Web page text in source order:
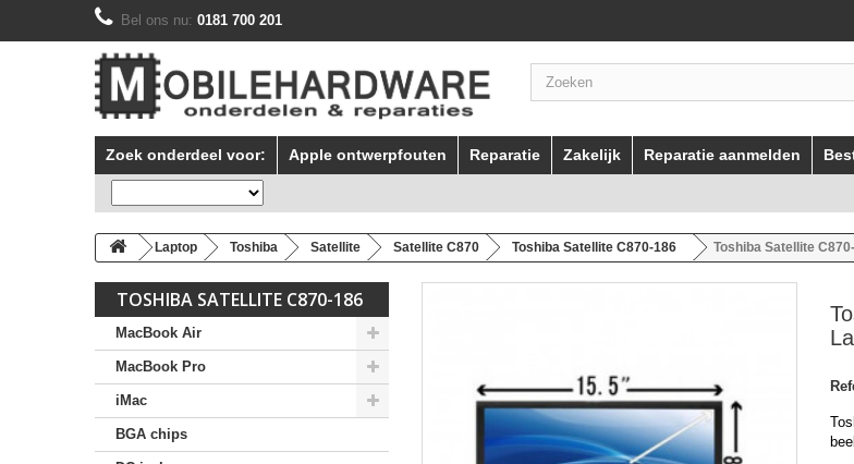
Bel ons nu: 0181 700 201
Zoek onderdeel voor: Apple ontwerpfouten Reparatie Zakelijk Reparatie aanmelden
Laptop Toshiba Satellite Satellite C870 Toshiba Satellite C870-186 Toshiba Satellite
TOSHIBA SATELLITE C870-186
MacBook Air
MacBook Pro
iMac
BGA chips